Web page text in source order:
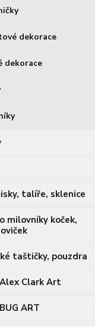
dekorace
dekorace
talíře, sklenice
milovníky koček,
taštičky, pouzdra
Clark Art
ART